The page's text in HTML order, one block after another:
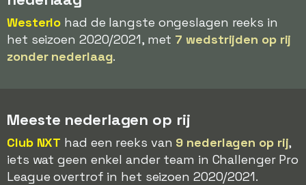
Westerlo had de langste ongeslagen reeks in
het seizoen 2020/2021, met 7 wedstrijden op rij
zonder nederlaag.
Meeste nederlagen op rij
Club NXT had een reeks van 9 nederlagen op rij,
iets wat geen enkel ander team in Challenger Pro
League overtrof in het seizoen 2020/2021.